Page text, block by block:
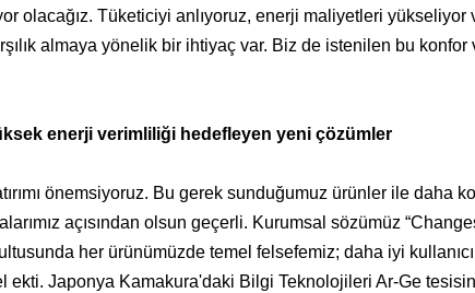
olacağız. Tüketiciyi anlıyoruz, enerji maliyetleri
almaya yönelik bir ihtiyaç var. Biz de istenilen bu
enerji verimliliği hedefleyen yeni çözümler
önemsiyoruz. Bu gerek sunduğumuz ürünler ile daha
açısından olsun geçerli. Kurumsal sözümüz
her ürünümüzde temel felsefemiz; daha iyi
ekti. Japonya Kamakura'daki Bilgi Teknolojileri Ar-Ge